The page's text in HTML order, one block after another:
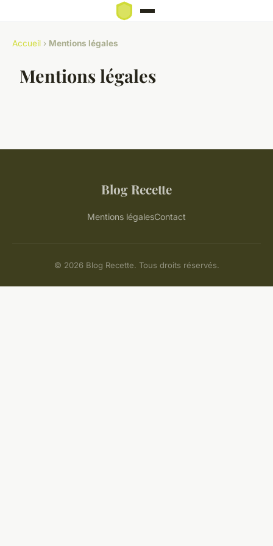
Accueil › Mentions légales
Mentions légales
Blog Recette
Mentions légalesContact
© 2026 Blog Recette. Tous droits réservés.